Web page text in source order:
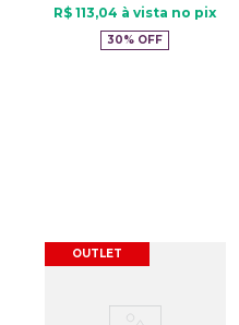
R$ 113,04 à vista no pix
30% OFF
OUTLET